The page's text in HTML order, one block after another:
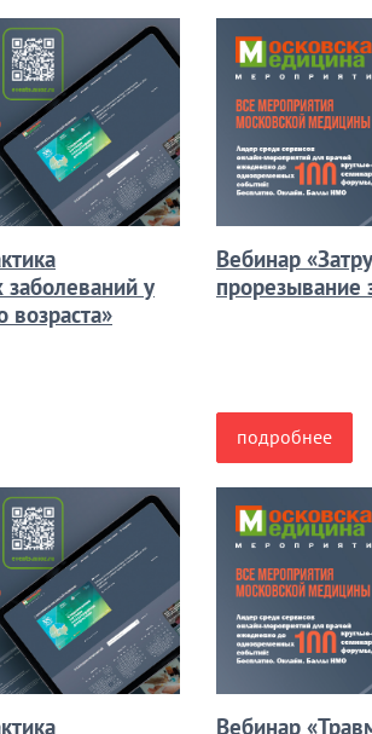
заболеваний у
возраста»
Вебинар
прорезывание
подробнее
Вебинар